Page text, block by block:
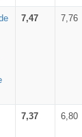
7,47 7,76
7,37 6,80